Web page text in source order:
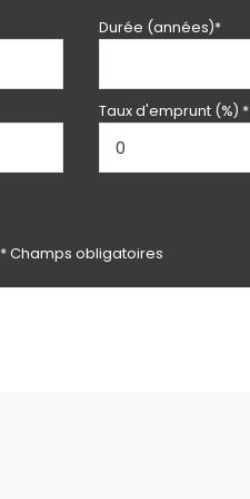
Durée (années)*
Taux d'emprunt (%) *
* Champs obligatoires